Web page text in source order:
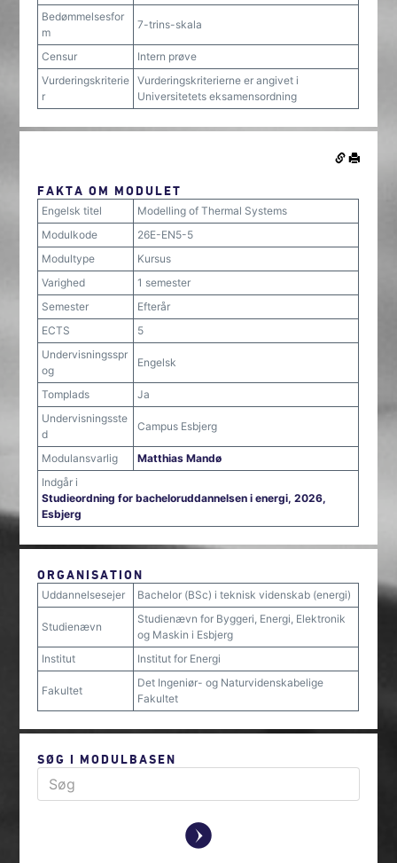
Bedømmelsesfor
m
7-trins-skala
Censur
Intern prøve
Vurderingskriterie
r
Vurderingskriterierne er angivet i
Universitetets eksamensordning
FAKTA OM MODULET
Engelsk titel
Modelling of Thermal Systems
Modulkode
26E-EN5-5
Modultype
Kursus
Varighed
1 semester
Semester
Efterår
ECTS
5
Undervisningsspr
og
Engelsk
Tomplads
Ja
Undervisningsste
d
Campus Esbjerg
Modulansvarlig
Matthias Mandø
Indgår i
Studieordning for bacheloruddannelsen i energi, 2026,
Esbjerg
ORGANISATION
Uddannelsesejer Bachelor (BSc) i teknisk videnskab (energi)
Studienævn
Studienævn for Byggeri, Energi, Elektronik
og Maskin i Esbjerg
Institut
Institut for Energi
Fakultet
Det Ingeniør- og Naturvidenskabelige
Fakultet
SØG I MODULBASEN
y